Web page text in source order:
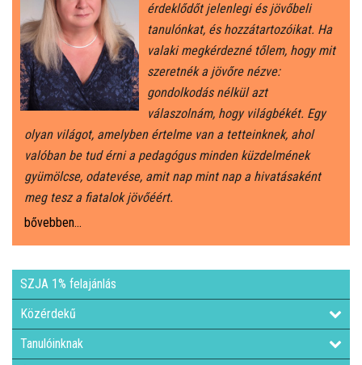
érdeklődőt jelenlegi és jövőbeli
tanulónkat, és hozzátartozóikat. Ha
valaki megkérdezné tőlem, hogy mit
szeretnék a jövőre nézve:
gondolkodás nélkül azt
válaszolnám, hogy világbékét. Egy
olyan világot, amelyben értelme van a tetteinknek, ahol
valóban be tud érni a pedagógus minden küzdelmének
gyümölcse, odatevése, amit nap mint nap a hivatásaként
meg tesz a fiatalok jövőéért.
bővebben...
SZJA 1% felajánlás
Közérdekű
Tanulóinknak